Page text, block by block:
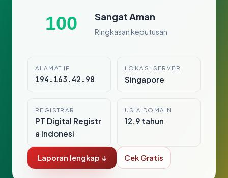
100 Sangat Aman
Ringkasan keputusan
ALAMAT IP
194.163.42.98
LOKASI SERVER
Singapore
REGISTRAR
PT Digital Registr
a Indonesi
USIA DOMAIN
12.9 tahun
Laporan lengkap ↓ Cek Gratis